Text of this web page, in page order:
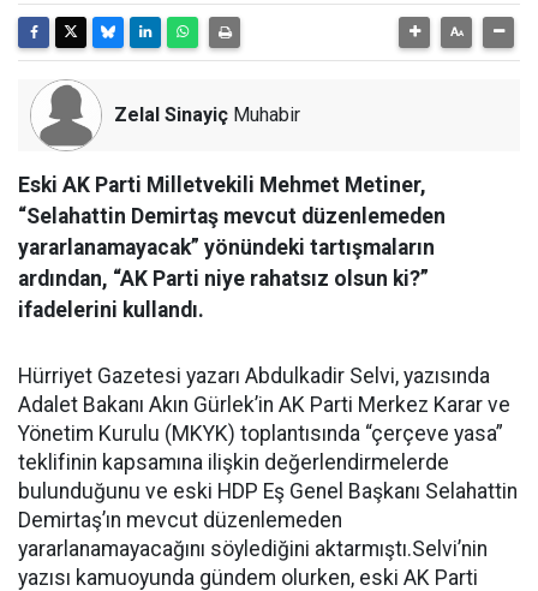
Zelal Sinayiç Muhabir
Eski AK Parti Milletvekili Mehmet Metiner,
“Selahattin Demirtaş mevcut düzenlemeden
yararlanamayacak” yönündeki tartışmaların
ardından, “AK Parti niye rahatsız olsun ki?”
ifadelerini kullandı.
Hürriyet Gazetesi yazarı Abdulkadir Selvi, yazısında
Adalet Bakanı Akın Gürlek’in AK Parti Merkez Karar ve
Yönetim Kurulu (MKYK) toplantısında “çerçeve yasa”
teklifinin kapsamına ilişkin değerlendirmelerde
bulunduğunu ve eski HDP Eş Genel Başkanı Selahattin
Demirtaş’ın mevcut düzenlemeden
yararlanamayacağını söylediğini aktarmıştı.Selvi’nin
yazısı kamuoyunda gündem olurken, eski AK Parti